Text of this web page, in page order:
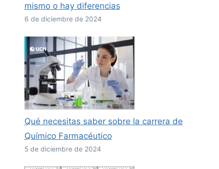
mismo o hay diferencias
6 de diciembre de 2024
Qué necesitas saber sobre la carrera de
Químico Farmacéutico
5 de diciembre de 2024